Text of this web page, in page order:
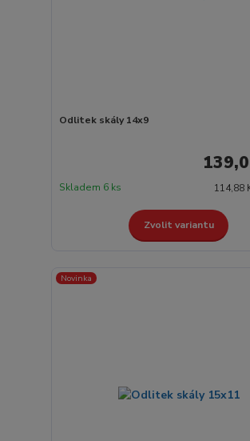
Odlitek skály 14x9
114,88
Skladem 6 ks
Zvolit variantu
Novinka